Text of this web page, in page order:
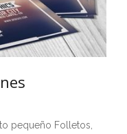
pequeño Folletos,